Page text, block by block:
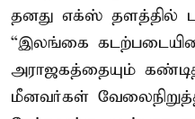
தனது எக்ஸ் தளத்தில்
“இலங்கை
அராஜகத்தையும்
மீனவர்கள்